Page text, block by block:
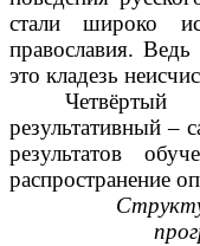
стали широко
православия. Ведь
это кладезь
результативный –
результатов
распространение